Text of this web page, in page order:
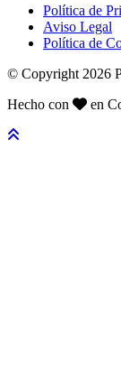
Política de
Aviso Legal
Política de
© Copyright 2026
Hecho con
en